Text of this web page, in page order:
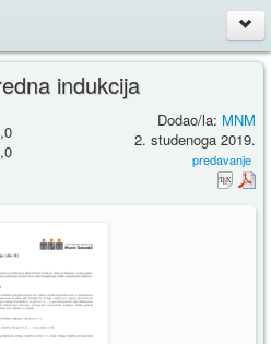
indukcija
Dodao/la: MNM
2. studenoga 2019.
predavanje